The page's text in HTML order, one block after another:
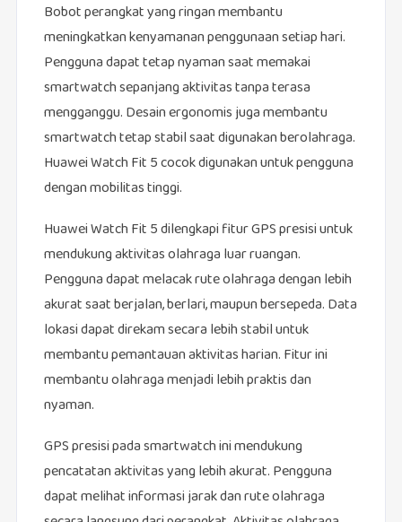
Bobot perangkat yang ringan membantu
meningkatkan kenyamanan penggunaan setiap hari.
Pengguna dapat tetap nyaman saat memakai
smartwatch sepanjang aktivitas tanpa terasa
mengganggu. Desain ergonomis juga membantu
smartwatch tetap stabil saat digunakan berolahraga.
Huawei Watch Fit 5 cocok digunakan untuk pengguna
dengan mobilitas tinggi.
Huawei Watch Fit 5 dilengkapi fitur GPS presisi untuk
mendukung aktivitas olahraga luar ruangan.
Pengguna dapat melacak rute olahraga dengan lebih
akurat saat berjalan, berlari, maupun bersepeda. Data
lokasi dapat direkam secara lebih stabil untuk
membantu pemantauan aktivitas harian. Fitur ini
membantu olahraga menjadi lebih praktis dan
nyaman.
GPS presisi pada smartwatch ini mendukung
pencatatan aktivitas yang lebih akurat. Pengguna
dapat melihat informasi jarak dan rute olahraga